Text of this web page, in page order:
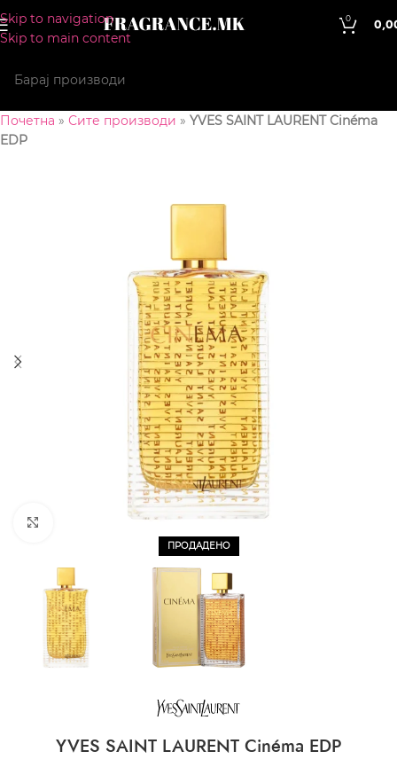
Skip to navigation
Skip to main content
0
Почетна » Сите производи » YVES SAINT LAURENT Cinéma
EDP
ПРОДАДЕНО
CLICK TO ENLARGE
YVES SAINT LAURENT Cinéma EDP